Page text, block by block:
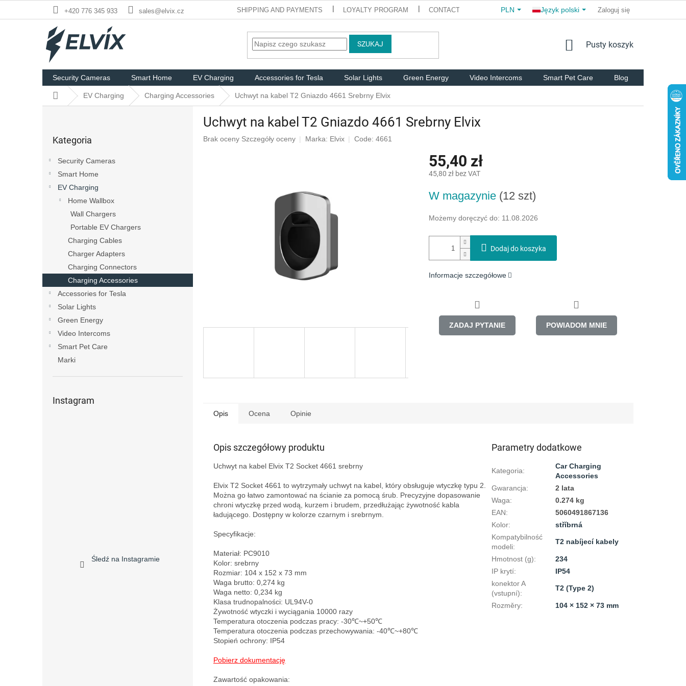
+420 776 345 933 sales@elvix.cz SHIPPING AND PAYMENTS LOYALTY PROGRAM CONTACTS COMMERCIAL TERMS AND CONDITIONS
PLN Język polski Zaloguj się
SZUKAJ KOSZYK
Pusty koszyk
Security Cameras Smart Home EV Charging Accessories for Tesla Solar Lights Green Energy Video Intercoms Smart Pet Care Blog
Home EV Charging Charging Accessories Uchwyt na kabel T2 Gniazdo 4661 Srebrny Elvix
kategorie
Kategoria
Security Cameras
Smart Home
EV Charging
Home Wallbox
Wall Chargers
Portable EV Chargers
Charging Cables
Charger Adapters
Charging Connectors
Charging Accessories
Accessories for Tesla
Solar Lights
Green Energy
Video Intercoms
Smart Pet Care
Marki
Instagram
Śledź na Instagramie
Uchwyt na kabel T2 Gniazdo 4661 Srebrny Elvix
Średnia
Brak oceny Szczegóły oceny Marka: Elvix Code: 4661
55,40 zł
45,80 zł bez VAT
jednostkowa:
W magazynie (12 szt)
Możemy doręczyć do: 11.08.2026
Dodaj do koszyka
Informacje szczegółowe
ZADAJ PYTANIE POWIADOM MNIE
Opis Ocena Opinie
Opis szczegółowy produktu
Uchwyt na kabel Elvix T2 Socket 4661 srebrny
Elvix T2 Socket 4661 to wytrzymały uchwyt na kabel, który obsługuje wtyczkę typu 2.
Można go łatwo zamontować na ścianie za pomocą śrub. Precyzyjne dopasowanie
chroni wtyczkę przed wodą, kurzem i brudem, przedłużając żywotność kabla
ładującego. Dostępny w kolorze czarnym i srebrnym.
Specyfikacje:
Materiał: PC9010
Kolor: srebrny
Rozmiar: 104 x 152 x 73 mm
Waga brutto: 0,274 kg
Waga netto: 0,234 kg
Klasa trudnopalności: UL94V-0
Żywotność wtyczki i wyciągania 10000 razy
Temperatura otoczenia podczas pracy: -30℃~+50℃
Temperatura otoczenia podczas przechowywania: -40℃~+80℃
Stopień ochrony: IP54
Pobierz dokumentację
Zawartość opakowania:
Parametry dodatkowe
Kategoria:
Car Charging
Accessories
Gwarancja:
2 lata
Waga:
0.274 kg
EAN:
5060491867136
Kolor:
stříbrná
Kompatybilność
modeli:
T2 nabíjecí kabely
Hmotnost (g):
234
IP krytí:
IP54
konektor A
(vstupní):
T2 (Type 2)
Rozměry: 104 × 152 × 73 mm